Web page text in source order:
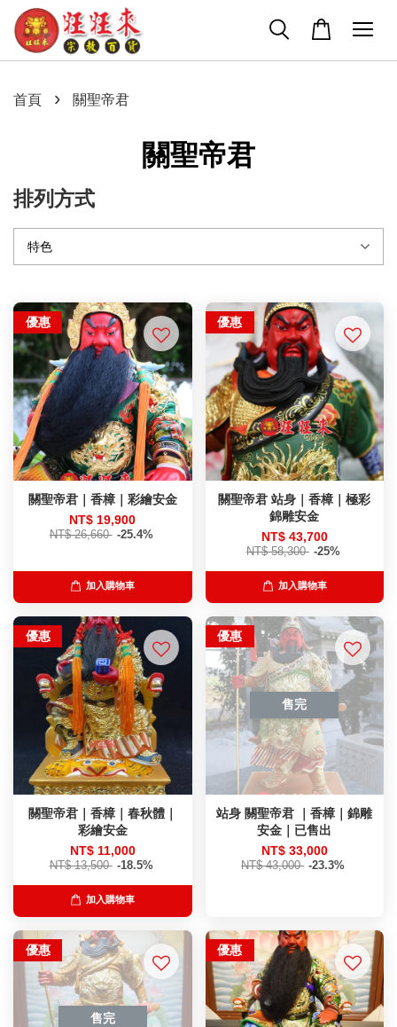
首頁 › 關聖帝君
關聖帝君
排列方式
優惠
關聖帝君｜香樟｜彩繪安金
NT$ 19,900
NT$ 26,660 -25.4%
加入購物車
優惠
關聖帝君 站身｜香樟｜極彩
錦雕安金
NT$ 43,700
NT$ 58,300 -25%
加入購物車
優惠
關聖帝君｜香樟｜春秋體｜
彩繪安金
NT$ 11,000
NT$ 13,500 -18.5%
加入購物車
優惠
售完
站身 關聖帝君 ｜香樟｜錦雕
安金｜已售出
NT$ 33,000
NT$ 43,000 -23.3%
優惠
售完
優惠